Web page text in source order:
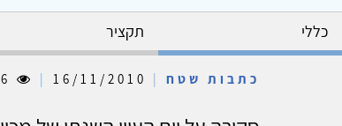
כללי תקציר
כתבות שטח |
|